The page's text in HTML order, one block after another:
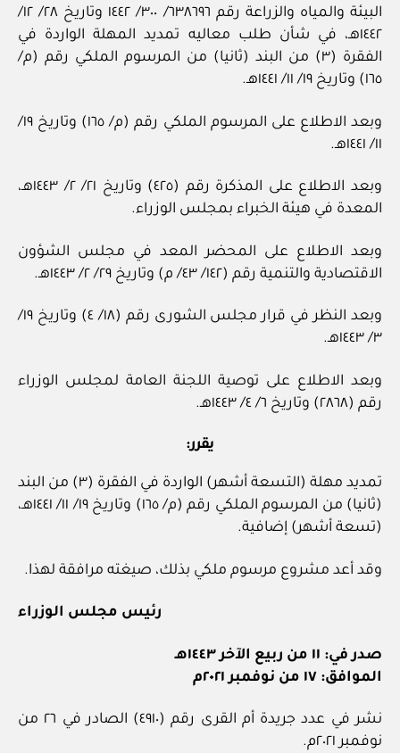
البيئة والمياه والزراعة رقم ٦٣٨٦٩٦/ ٣٠٠/ ١٤٤٢ وتاريخ ٢٨/ ١٢/
١٤٤٢هـ، في شأن طلب معاليه تمديد المهلة الواردة في
الفقرة (٣) من البند (ثانيا) من المرسوم الملكي رقم (م/
١٦٥) وتاريخ ١٩/ ١١/ ١٤٤١هـ.
وبعد الاطلاع على المرسوم الملكي رقم (م/ ١٦٥) وتاريخ ١٩/
١١/ ١٤٤١هـ.
وبعد الاطلاع على المذكرة رقم (٤٢٥) وتاريخ ٢١/ ٢/ ١٤٤٣هـ،
المعدة في هيئة الخبراء بمجلس الوزراء.
وبعد الاطلاع على المحضر المعد في مجلس الشؤون
الاقتصادية والتنمية رقم (١٤٢/ ٤٣/ م) وتاريخ ٢٩/ ٢/ ١٤٤٣هـ.
وبعد النظر في قرار مجلس الشورى رقم (١٨/ ٤) وتاريخ ١٩/
٣/ ١٤٤٣هـ.
وبعد الاطلاع على توصية اللجنة العامة لمجلس الوزراء
رقم (٢٨٦٨) وتاريخ ٦/ ٤/ ١٤٤٣هـ.
يقرر:
تمديد مهلة (التسعة أشهر) الواردة في الفقرة (٣) من البند
(ثانيا) من المرسوم الملكي رقم (م/ ١٦٥) وتاريخ ١٩/ ١١/ ١٤٤١هـ،
(تسعة أشهر) إضافية.
وقد أعد مشروع مرسوم ملكي بذلك، صيغته مرافقة لهذا.
رئيس مجلس الوزراء
صدر في: ١١ من ربيع الآخر ١٤٤٣هـ
الموافق: ١٧ من نوفمبر ٢٠٢١م
نشر في عدد جريدة أم القرى رقم (٤٩١٠) الصادر في ٢٦ من
نوفمبر ٢٠٢١م.